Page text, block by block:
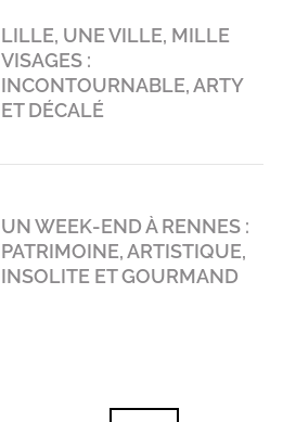
LILLE, UNE VILLE, MILLE
VISAGES :
INCONTOURNABLE, ARTY
ET DÉCALÉ
UN WEEK-END À RENNES :
PATRIMOINE, ARTISTIQUE,
INSOLITE ET GOURMAND